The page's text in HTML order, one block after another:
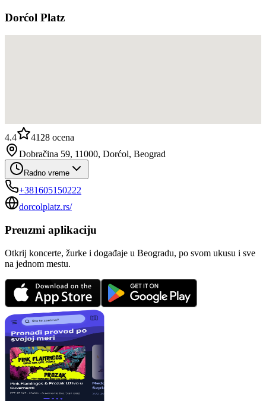
Dorćol Platz
4.4 4128 ocena
Dobračina 59, 11000, Dorćol, Beograd
Radno vreme
+381605150222
dorcolplatz.rs/
Preuzmi aplikaciju
Otkrij koncerte, žurke i događaje u Beogradu, po svom ukusu i sve
na jednom mestu.